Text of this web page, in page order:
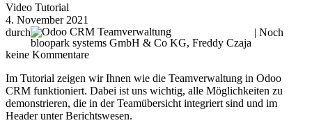
Video Tutorial
4. November 2021
durch
bloopark systems GmbH & Co KG, Freddy Czaja
| Noch
keine Kommentare
Im Tutorial zeigen wir Ihnen wie die Teamverwaltung in Odoo
CRM funktioniert. Dabei ist uns wichtig, alle Möglichkeiten zu
demonstrieren, die in der Teamübersicht integriert sind und im
Header unter Berichtswesen.